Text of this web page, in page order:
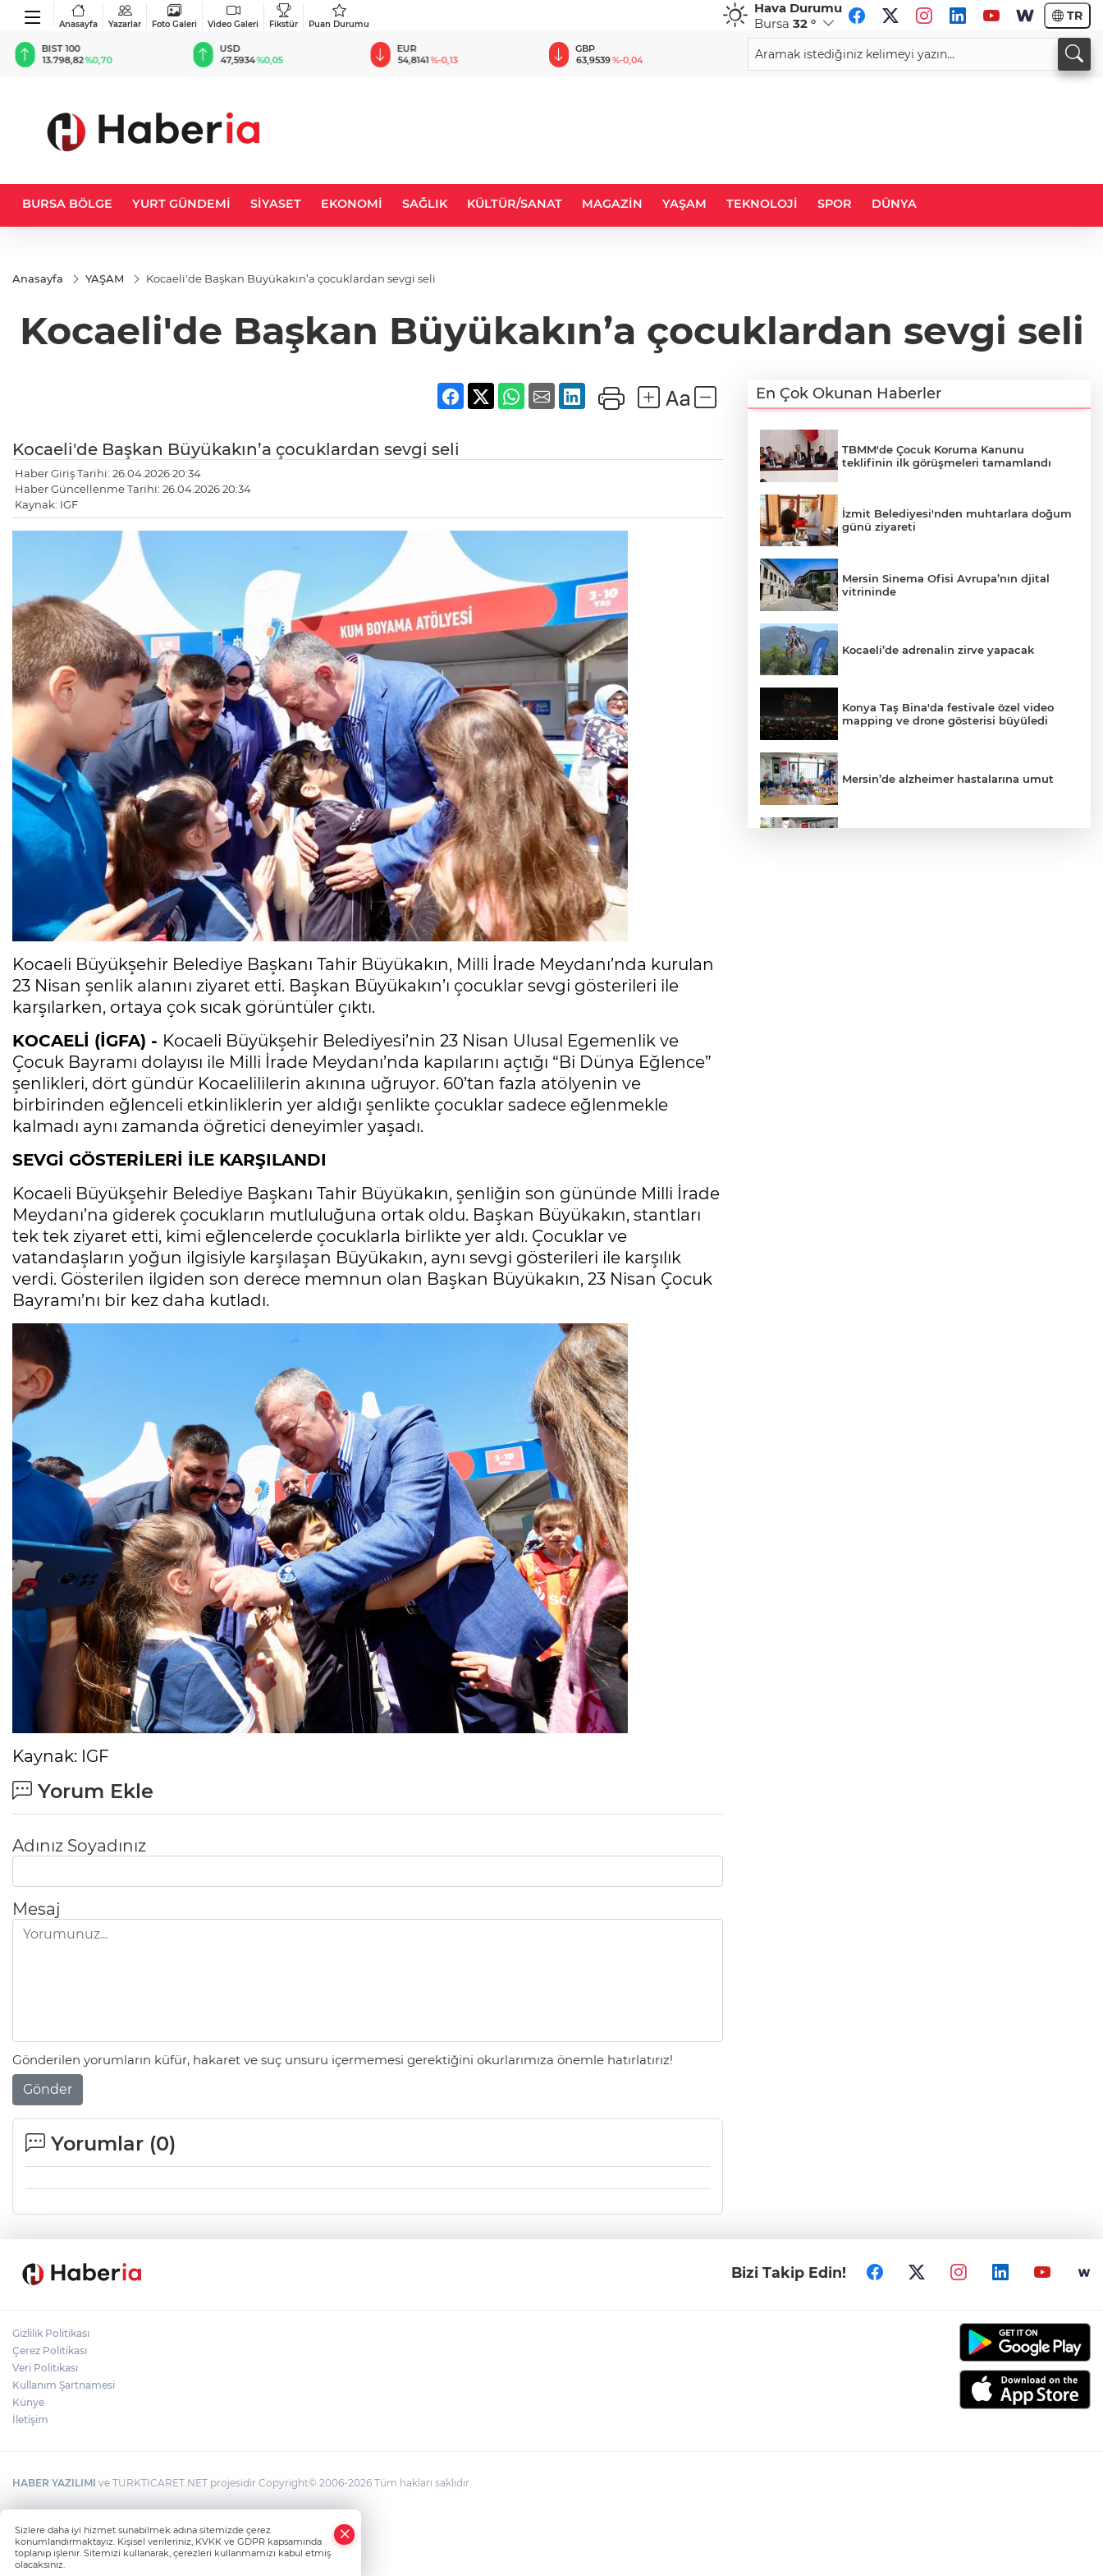
Anasayfa Yazarlar Foto Galeri Video Galeri Fikstür Puan Durumu
Hava Durumu
Bursa 32 ° TR
BIST 100
13.798,82%0,70
USD
47,5934%0,05
EUR
54,8141%-0,13
GBP
63,9539%-0,04
CHF
58,5984%0,09
33,9769
BURSA BÖLGE YURT GÜNDEMİ SİYASET EKONOMİ SAĞLIK KÜLTÜR/SANAT MAGAZİN YAŞAM TEKNOLOJİ SPOR DÜNYA
Anasayfa YAŞAM Kocaeli'de Başkan Büyükakın’a çocuklardan sevgi seli
Kocaeli'de Başkan Büyükakın’a çocuklardan sevgi seli
Kocaeli'de Başkan Büyükakın’a çocuklardan sevgi seli
Haber Giriş Tarihi: 26.04.2026 20:34
Haber Güncellenme Tarihi: 26.04.2026 20:34
Kaynak: IGF
Kocaeli Büyükşehir Belediye Başkanı Tahir Büyükakın, Milli İrade Meydanı’nda kurulan
23 Nisan şenlik alanını ziyaret etti. Başkan Büyükakın’ı çocuklar sevgi gösterileri ile
karşılarken, ortaya çok sıcak görüntüler çıktı.
KOCAELİ (İGFA) - Kocaeli Büyükşehir Belediyesi’nin 23 Nisan Ulusal Egemenlik ve
Çocuk Bayramı dolayısı ile Milli İrade Meydanı’nda kapılarını açtığı “Bi Dünya Eğlence”
şenlikleri, dört gündür Kocaelililerin akınına uğruyor. 60’tan fazla atölyenin ve
birbirinden eğlenceli etkinliklerin yer aldığı şenlikte çocuklar sadece eğlenmekle
kalmadı aynı zamanda öğretici deneyimler yaşadı.
SEVGİ GÖSTERİLERİ İLE KARŞILANDI
Kocaeli Büyükşehir Belediye Başkanı Tahir Büyükakın, şenliğin son gününde Milli İrade
Meydanı’na giderek çocukların mutluluğuna ortak oldu. Başkan Büyükakın, stantları
tek tek ziyaret etti, kimi eğlencelerde çocuklarla birlikte yer aldı. Çocuklar ve
vatandaşların yoğun ilgisiyle karşılaşan Büyükakın, aynı sevgi gösterileri ile karşılık
verdi. Gösterilen ilgiden son derece memnun olan Başkan Büyükakın, 23 Nisan Çocuk
Bayramı’nı bir kez daha kutladı.
Kaynak: IGF
Yorum Ekle
Adınız Soyadınız
Mesaj
Gönderilen yorumların küfür, hakaret ve suç unsuru içermemesi gerektiğini okurlarımıza önemle hatırlatırız!
Gönder
Yorumlar (0)
En Çok Okunan Haberler
TBMM'de Çocuk Koruma Kanunu
teklifinin ilk görüşmeleri tamamlandı
İzmit Belediyesi'nden muhtarlara doğum
günü ziyareti
Mersin Sinema Ofisi Avrupa’nın djital
vitrininde
Kocaeli’de adrenalin zirve yapacak
Konya Taş Bina'da festivale özel video
mapping ve drone gösterisi büyüledi
Mersin’de alzheimer hastalarına umut
Bizi Takip Edin!
Gizlilik Politikası
Çerez Politikası
Veri Politikası
Kullanım Şartnamesi
Künye
İletişim
HABER YAZILIMI ve TURKTICARET.NET projesidir Copyright© 2006-2026 Tüm hakları saklıdır.
Sizlere daha iyi hizmet sunabilmek adına sitemizde çerez
konumlandırmaktayız. Kişisel verileriniz, KVKK ve GDPR kapsamında
toplanıp işlenir. Sitemizi kullanarak, çerezleri kullanmamızı kabul etmiş
olacaksınız.